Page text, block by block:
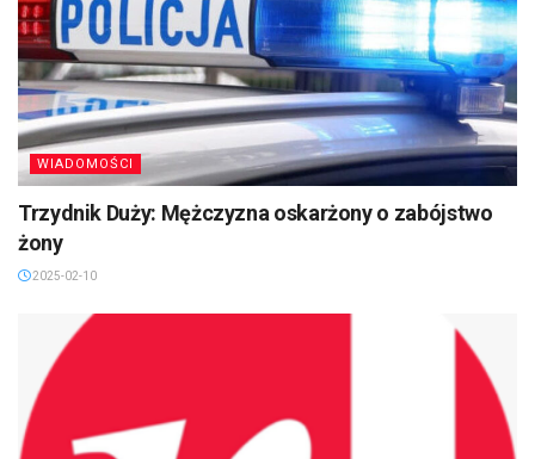
WIADOMOŚCI
Trzydnik Duży: Mężczyzna oskarżony o zabójstwo
żony
2025-02-10